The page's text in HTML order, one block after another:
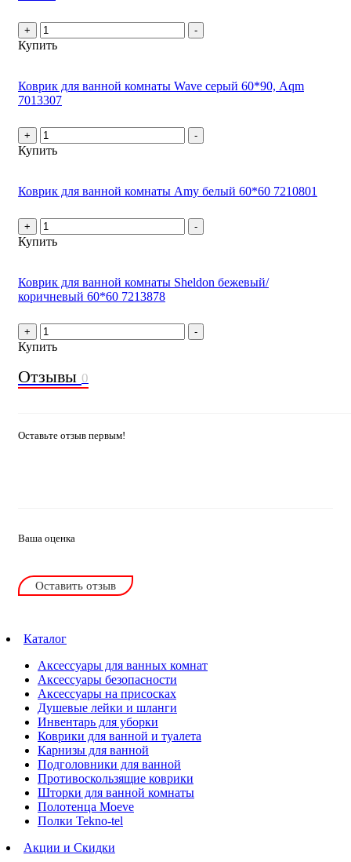
+ -
Купить
Коврик для ванной комнаты Wave серый 60*90, Aqm
7013307
+ -
Купить
Коврик для ванной комнаты Amy белый 60*60 7210801
+ -
Купить
Коврик для ванной комнаты Sheldon бежевый/
коричневый 60*60 7213878
+ -
Купить
Отзывы 0
Оставьте отзыв первым!
Ваша оценка
Оставить отзыв
Каталог
Аксессуары для ванных комнат
Аксессуары безопасности
Аксессуары на присосках
Душевые лейки и шланги
Инвентарь для уборки
Коврики для ванной и туалета
Карнизы для ванной
Подголовники для ванной
Противоскользящие коврики
Шторки для ванной комнаты
Полотенца Moeve
Полки Tekno-tel
Акции и Скидки